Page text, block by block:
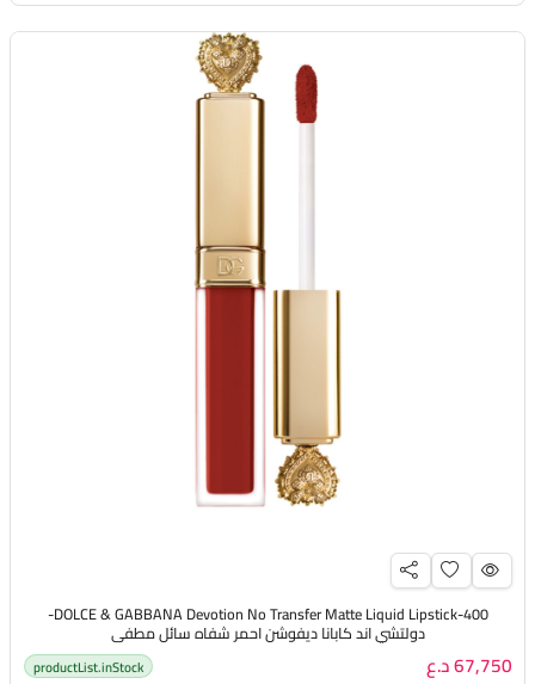
DOLCE & GABBANA Devotion No Transfer Matte Liquid Lipstick-400-
دولتشي اند كابانا ديفوشن احمر شفاه سائل مطفي
67,750 د.ع productList.inStock